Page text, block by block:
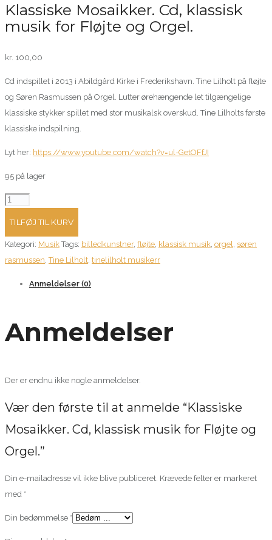
Klassiske Mosaikker. Cd, klassisk
musik for Fløjte og Orgel.
kr. 100,00
Cd indspillet i 2013 i Abildgård Kirke i Frederikshavn. Tine Lilholt på fløjte
og Søren Rasmussen på Orgel. Lutter ørehængende let tilgængelige
klassiske stykker spillet med stor musikalsk overskud. Tine Lilholts første
klassiske indspilning.
Lyt her: https://www.youtube.com/watch?v=ul-GetOFfJI
95 på lager
Klassiske
klassisk
musik
Orgel.
antal
TILFØJ TIL KURV
Kategori: Musik Tags: billedkunstner, fløjte, klassisk musik, orgel, søren
rasmussen,Tine Lilholt, tinelilholt musikerr
Anmeldelser (0)
Anmeldelser
Der er endnu ikke nogle anmeldelser.
Vær den første til at anmelde “Klassiske
Mosaikker. Cd, klassisk musik for Fløjte og
Orgel.”
Din e-mailadresse vil ikke blive publiceret. Krævede felter er markeret
med *
Din bedømmelse *